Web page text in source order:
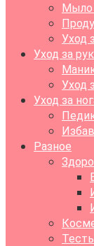
Мыло
Уход
Уход за
Уход
Уход за
Разное